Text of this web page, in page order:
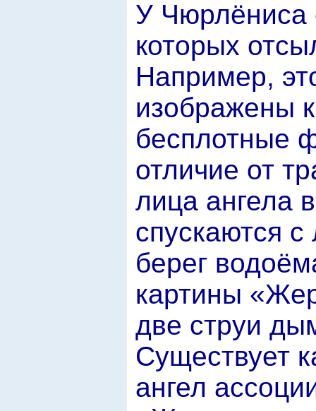
У Чюрлёниса
которых
Например,
изображены
бесплотные
отличие от
лица ангела
спускаются
берег
картины
две струи
Существует
ангел